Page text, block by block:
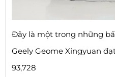
Đây là một trong những
Geely Geome Xingyuan
93,728